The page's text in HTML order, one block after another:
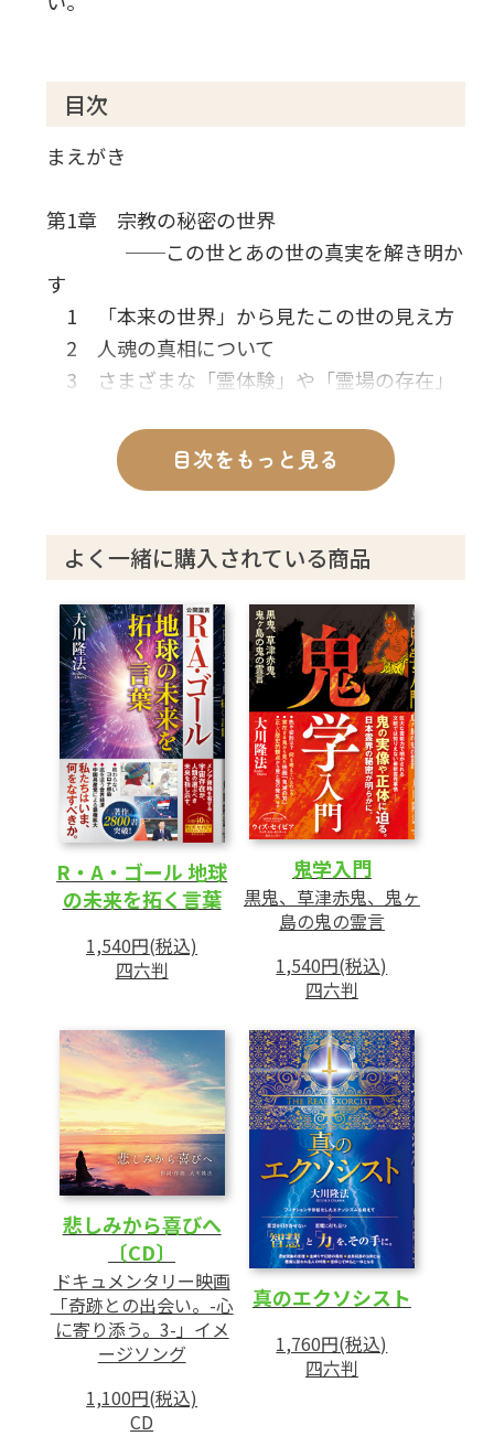
目次
まえがき
第1章 宗教の秘密の世界
──この世とあの世の真実を解き明か
す
1 「本来の世界」から見たこの世の見え方
2 人魂の真相について
3 さまざまな「霊体験」や「霊場の存在」
5 霊的になるほど必要な「心の修行」
6 悪霊・悪魔への対処の方法
第2章 霊障者の立ち直りについて
──ウィルス感染と憑依の秘密
1 ウィルス感染や病気の霊的真相
2 仕事や勉強でのキャパオーバーが霊障を
招く
3 霊障にならないための「自己研鑽」
4 「鏡のように磨かれた心」が呪いを跳ね
返す
5 人間として成長し、実力を高める
第3章 ザ・リアル・エクソシストの条件
──悪魔祓いの霊的秘儀
1 エクソシストの本質とは
2 「人間の生存条件」と「悪魔の攻撃条
件」は不即不離
「嫉妬心」
4 悪魔祓いと異性問題の関係
5 ザ・リアル・エクソシストが持つ霊力と
は
6 強い悪霊・悪魔への結界の張り方
第4章 降魔の本道
──世界を輝かせる法力とは
1 ウィルスや悪霊・悪魔を退散させる「宗
教的な悟り」
2 悟りの力で魔を打ち破る「降魔成道」
3 映画「夜明けを信じて。」に見る「降魔
目次をもっと見る
よく一緒に購入されている商品
R・A・ゴール 地球
の未来を拓く言葉
1,540円(税込)
四六判
鬼学入門
黒鬼、草津赤鬼、鬼ヶ
島の鬼の霊言
1,540円(税込)
四六判
悲しみから喜びへ
〔CD〕
ドキュメンタリー映画
「奇跡との出会い。-心
に寄り添う。3-」イメ
ージソング
1,100円(税込)
CD
真のエクソシスト
1,760円(税込)
四六判